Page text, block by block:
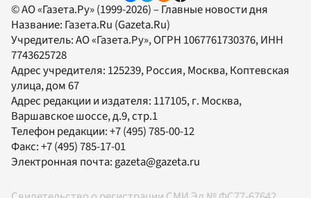
© АО «Газета.Ру» (1999-2026) – Главные новости дня
Название: Газета.Ru (Gazeta.Ru)
Учредитель:АО «Газета.Ру», ОГРН 1067761730376, ИНН
7743625728
Адрес учредителя: 125239, Россия, Москва, Коптевская
улица, дом 67
Адрес редакции и издателя: 117105, г. Москва,
Варшавское шоссе, д.9, стр.1
Телефон редакции:+7 (495) 785-00-12
Факс:+7 (495) 785-17-01
Электронная почта: gazeta@gazeta.ru